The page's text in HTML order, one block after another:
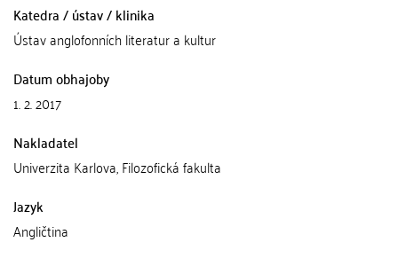
Katedra / ústav / klinika
Ústav anglofonních literatur a kultur
Datum obhajoby
1. 2. 2017
Nakladatel
Univerzita Karlova, Filozofická fakulta
Jazyk
Angličtina